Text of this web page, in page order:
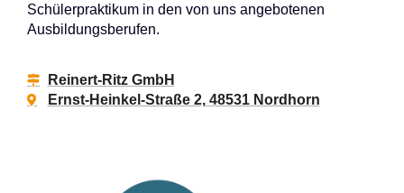
Schülerpraktikum in den von uns angebotenen
Ausbildungsberufen.
Reinert-Ritz GmbH
Ernst-Heinkel-Straße 2, 48531 Nordhorn